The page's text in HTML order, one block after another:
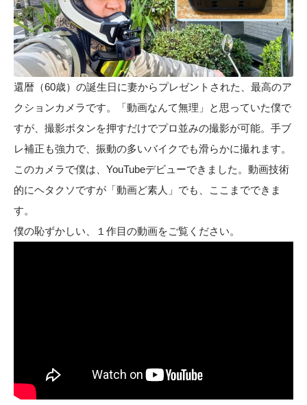
還暦（60歳）の誕生日に妻からプレゼントされた、最高のア
クションカメラです。「動画なんて無理」と思っていた僕で
すが、撮影ボタンを押すだけでプロ並みの撮影が可能。手ブ
レ補正も強力で、振動の多いバイクでも滑らかに撮れます。
このカメラで僕は、YouTubeデビューできました。動画技術
的にヘタクソですが「動画ど素人」でも、ここまでできま
す。
僕の恥ずかしい、１作目の動画をご覧ください。